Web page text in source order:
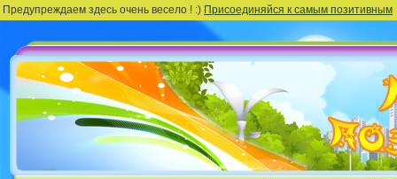
Предупреждаем здесь очень весело ! :) Присоединяйся к самым позитивным